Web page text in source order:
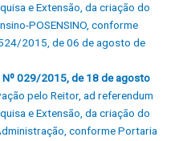
e Extensão, da criação do
POSENSINO, conforme
2015, de 06 de agosto de
Nº 029/2015, de 18 de agosto
pelo Reitor, ad referendum
e Extensão, da criação do
conforme Portaria